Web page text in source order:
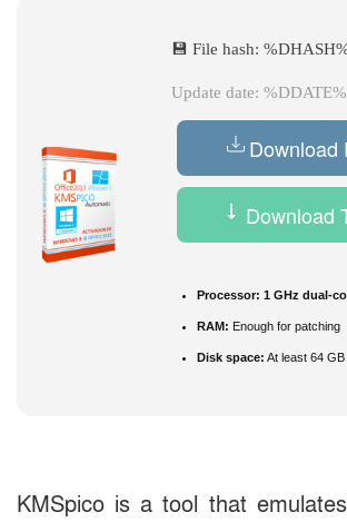
💾 File hash:
Update date: %DDATE%
Download
Download
Processor: 1 GHz dual-
RAM: Enough for patching
Disk space: At least 64 GB
KMSpico is a tool that